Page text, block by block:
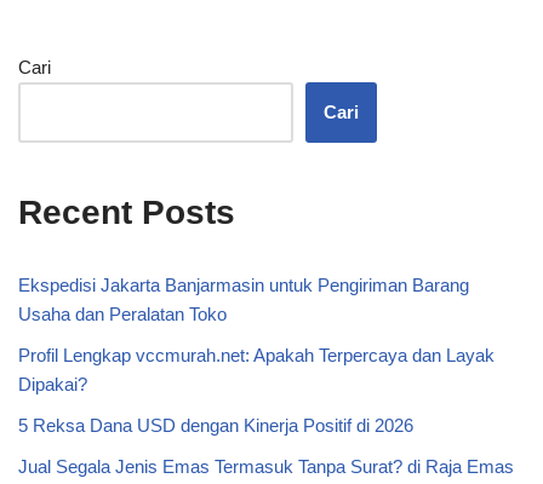
Cari
Cari
Recent Posts
Ekspedisi Jakarta Banjarmasin untuk Pengiriman Barang
Usaha dan Peralatan Toko
Profil Lengkap vccmurah.net: Apakah Terpercaya dan Layak
Dipakai?
5 Reksa Dana USD dengan Kinerja Positif di 2026
Jual Segala Jenis Emas Termasuk Tanpa Surat? di Raja Emas